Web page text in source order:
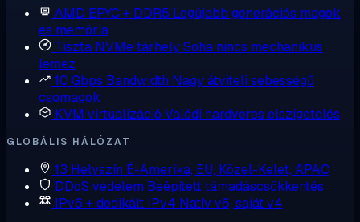
AMD EPYC + DDR5 Legújabb generációs magok
és memória
Tiszta NVMe tárhelySoha nincs mechanikus
lemez
10 Gbps Bandwidth Nagy átviteli sebességű
csomagok
KVM virtualizáció Valódi hardveres elszigetelés
GLOBÁLIS HÁLÓZAT
13 Helyszín É-Amerika, EU, Közel-Kelet, APAC
DDoS védelem Beépített támadáscsökkentés
IPv6 + dedikált IPv4 Natív v6, saját v4